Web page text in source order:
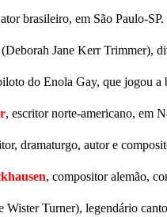
brasileiro, em São Paulo-SP.
(Deborah Jane Kerr Trimmer),
do Enola Gay, que jogou
, escritor norte-americano, em
dramaturgo, autor e
, compositor alemão,
Wister Turner), legendário